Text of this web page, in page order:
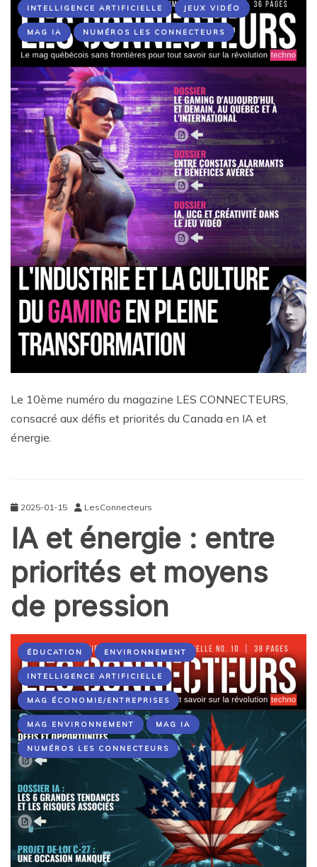
INTELLIGENCE ARTIFICIELLE JEUX VIDÉO
MAG IA NUMÉROS LES CONNECTEURS
Le 10ème numéro du magazine LES CONNECTEURS,
consacré aux défis et priorités du Canada en IA et
énergie.
2025-01-15 LesConnecteurs
IA et énergie : entre
priorités et moyens
de pression
ÉDUCATION ENVIRONNEMENT
INTELLIGENCE ARTIFICIELLE
MAG ÉCONOMIE/ENTREPRISES
MAG ENVIRONNEMENT MAG IA
NUMÉROS LES CONNECTEURS